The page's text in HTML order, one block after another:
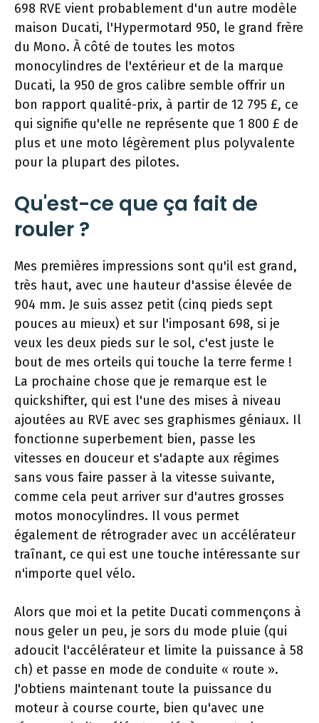
698 RVE vient probablement d'un autre modèle
maison Ducati, l'Hypermotard 950, le grand frère
du Mono. À côté de toutes les motos
monocylindres de l'extérieur et de la marque
Ducati, la 950 de gros calibre semble offrir un
bon rapport qualité-prix, à partir de 12 795 £, ce
qui signifie qu'elle ne représente que 1 800 £ de
plus et une moto légèrement plus polyvalente
pour la plupart des pilotes.
Qu'est-ce que ça fait de
rouler ?
Mes premières impressions sont qu'il est grand,
très haut, avec une hauteur d'assise élevée de
904 mm. Je suis assez petit (cinq pieds sept
pouces au mieux) et sur l'imposant 698, si je
veux les deux pieds sur le sol, c'est juste le
bout de mes orteils qui touche la terre ferme !
La prochaine chose que je remarque est le
quickshifter, qui est l'une des mises à niveau
ajoutées au RVE avec ses graphismes géniaux. Il
fonctionne superbement bien, passe les
vitesses en douceur et s'adapte aux régimes
sans vous faire passer à la vitesse suivante,
comme cela peut arriver sur d'autres grosses
motos monocylindres. Il vous permet
également de rétrograder avec un accélérateur
traînant, ce qui est une touche intéressante sur
n'importe quel vélo.
Alors que moi et la petite Ducati commençons à
nous geler un peu, je sors du mode pluie (qui
adoucit l'accélérateur et limite la puissance à 58
ch) et passe en mode de conduite « route ».
J'obtiens maintenant toute la puissance du
moteur à course courte, bien qu'avec une